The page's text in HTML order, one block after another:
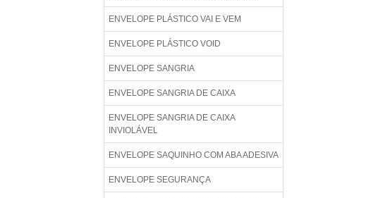
ENVELOPE PLÁSTICO VAI E VEM
ENVELOPE PLÁSTICO VOID
ENVELOPE SANGRIA
ENVELOPE SANGRIA DE CAIXA
ENVELOPE SANGRIA DE CAIXA
INVIOLÁVEL
ENVELOPE SAQUINHO COM ABA ADESIVA
ENVELOPE SEGURANÇA